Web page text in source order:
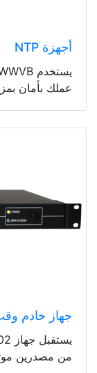
أجهزة NTP
عملك بأمان
جهاز خادم
من مصدرين